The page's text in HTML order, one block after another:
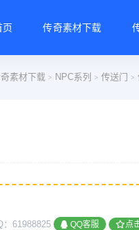
页 传奇素材下载
素材下载 > NPC系列 > 传送门 >
61988825 QQ客服 点